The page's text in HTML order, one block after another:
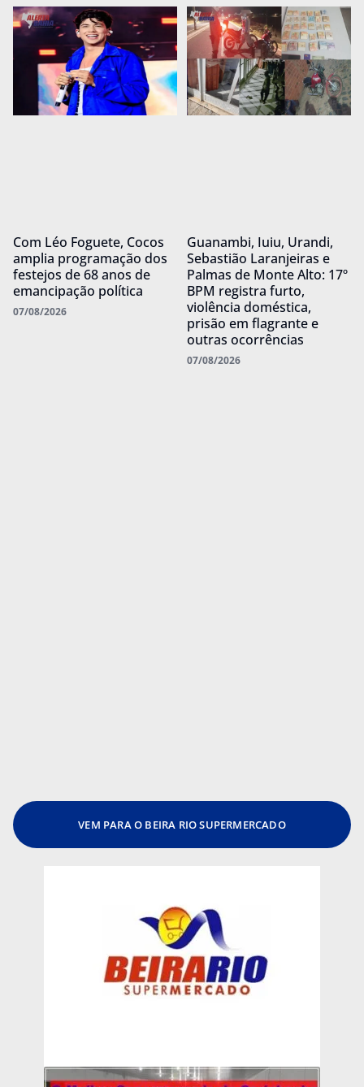
Com Léo Foguete, Cocos
amplia programação dos
festejos de 68 anos de
emancipação política
07/08/2026
Guanambi, Iuiu, Urandi,
Sebastião Laranjeiras e
Palmas de Monte Alto: 17º
BPM registra furto,
violência doméstica,
prisão em flagrante e
outras ocorrências
07/08/2026
VEM PARA O BEIRA RIO SUPERMERCADO